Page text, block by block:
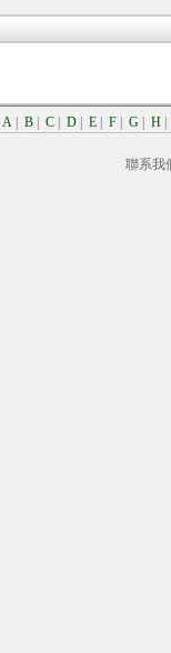
A B C D E F G H
聯系我